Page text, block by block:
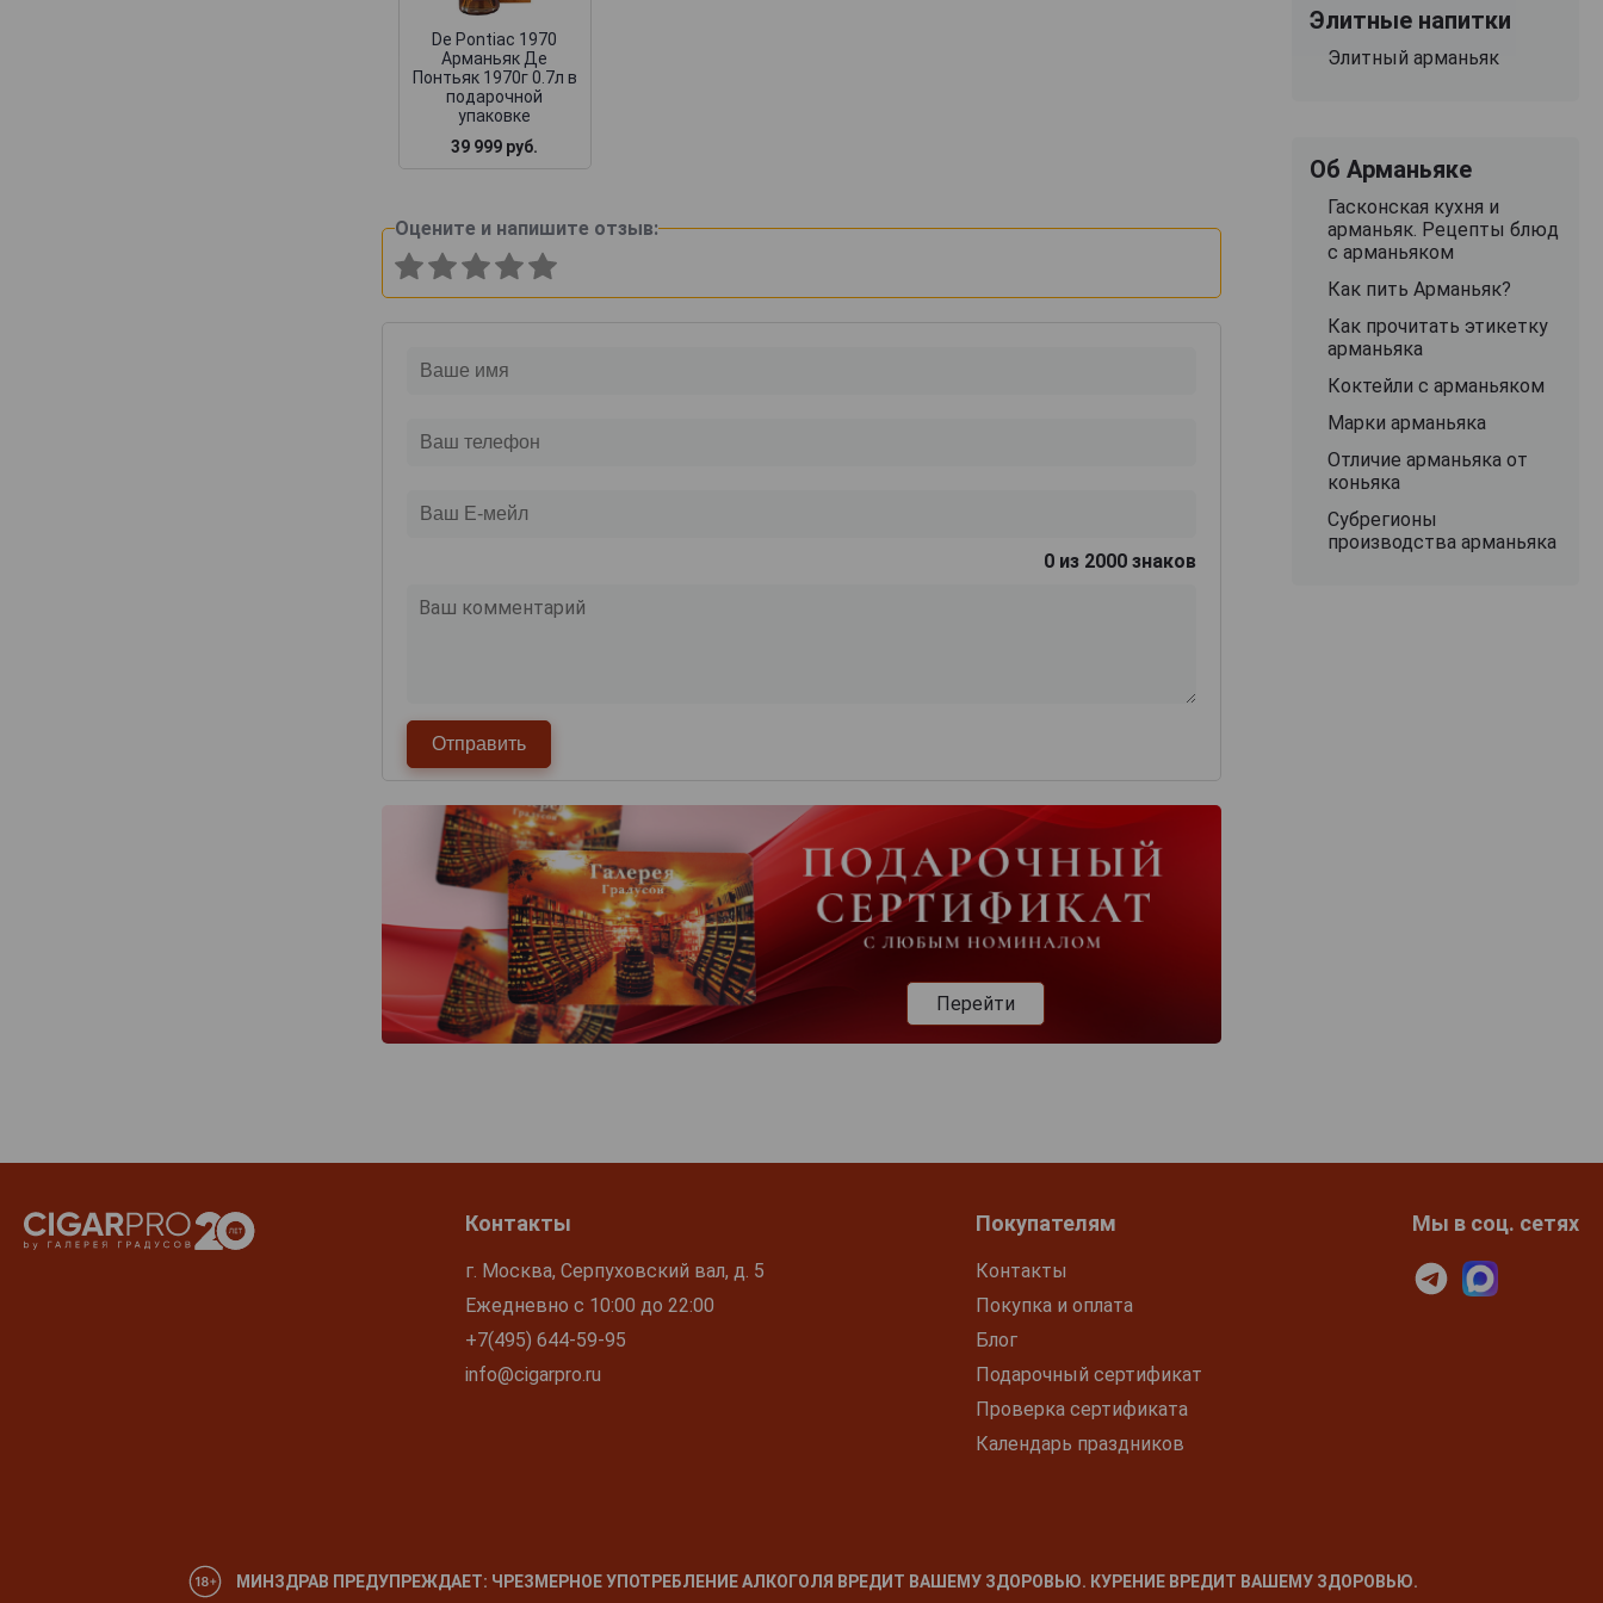
De Pontiac 1970
Арманьяк Де
Понтьяк 1970г 0.7л в
подарочной
упаковке
39 999 руб.
Оцените и напишите отзыв:
0 из 2000 знаков
Перейти
Элитные напитки
Элитный арманьяк
Об Арманьяке
Гасконская кухня и
арманьяк. Рецепты блюд
с арманьяком
Как пить Арманьяк?
Как прочитать этикетку
арманьяка
Коктейли с арманьяком
Марки арманьяка
Отличие арманьяка от
коньяка
Субрегионы
производства арманьяка
Контакты
г. Москва, Серпуховский вал, д. 5
Ежедневно с 10:00 до 22:00
+7(495) 644-59-95
info@cigarpro.ru
Покупателям
Контакты
Покупка и оплата
Блог
Подарочный сертификат
Проверка сертификата
Календарь праздников
Мы в соц. сетях
МИНЗДРАВ ПРЕДУПРЕЖДАЕТ: ЧРЕЗМЕРНОЕ УПОТРЕБЛЕНИЕ АЛКОГОЛЯ ВРЕДИТ ВАШЕМУ ЗДОРОВЬЮ. КУРЕНИЕ ВРЕДИТ ВАШЕМУ ЗДОРОВЬЮ.